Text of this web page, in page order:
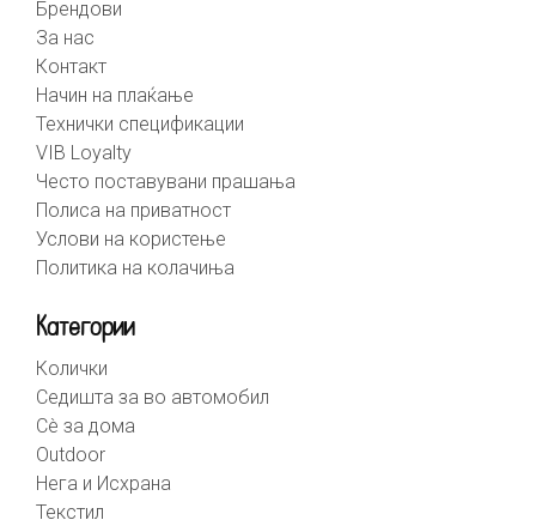
Брендови
За нас
Контакт
Начин на плаќање
Технички спецификации
VIB Loyalty
Често поставувани прашања
Полиса на приватност
Услови на користење
Политика на колачиња
Категории
Колички
Седишта за во автомобил
Сè за дома
Outdoor
Нега и Исхрана
Текстил